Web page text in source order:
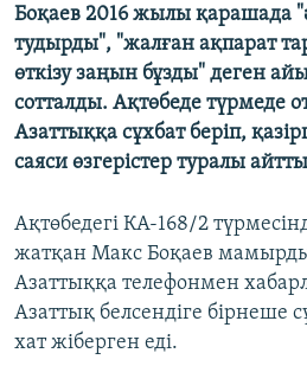
Боқаев 2016 жылы қарашада
тудырды", "жалған ақпарат
өткізу заңын бұзды" деген
сотталды. Ақтөбеде түрмеде
Азаттыққа сұхбат беріп,
саяси өзгерістер туралы
Ақтөбедегі КА-168/2
жатқан Макс Боқаев
Азаттыққа телефонмен
Азаттық белсендіге бірнеше
хат жіберген еді.